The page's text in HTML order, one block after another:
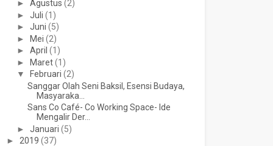
► Agustus (2)
► Juli (1)
► Juni (5)
► Mei (2)
► April (1)
► Maret(1)
▼
Februari (2)
Sanggar Olah Seni Baksil, Esensi Budaya,
Masyaraka...
Sans Co Café- Co Working Space- Ide
Mengalir Der...
► Januari (5)
► 2019 (37)